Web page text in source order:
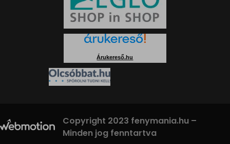
Árukereső.hu
Copyright 2023 fenymania.hu –
Minden jog fenntartva